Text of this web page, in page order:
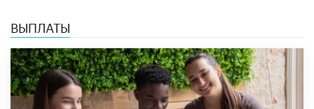
ВЫПЛАТЫ